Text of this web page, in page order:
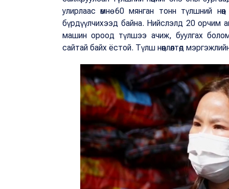
улирлаас өмнө 60 мянган тонн түлшний
бүрдүүлчихээд байна. Нийслэлд 20 орчим
машин ороод түлшээ ачиж, буулгах
сайтай байх ёстой. Түлш нөөцлөлтөд